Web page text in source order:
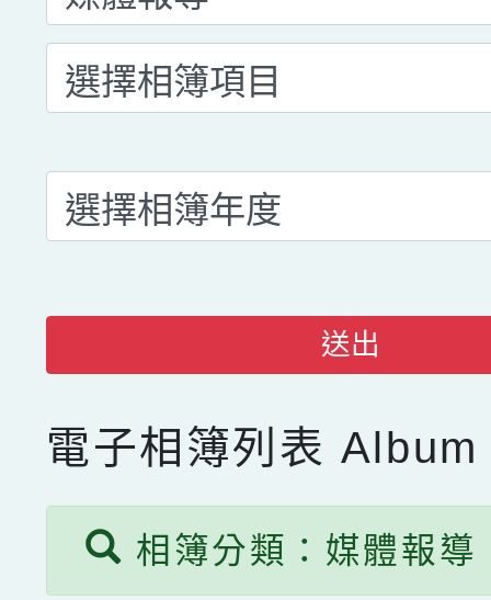
送出
電子相簿列表
相簿分類：媒體報導